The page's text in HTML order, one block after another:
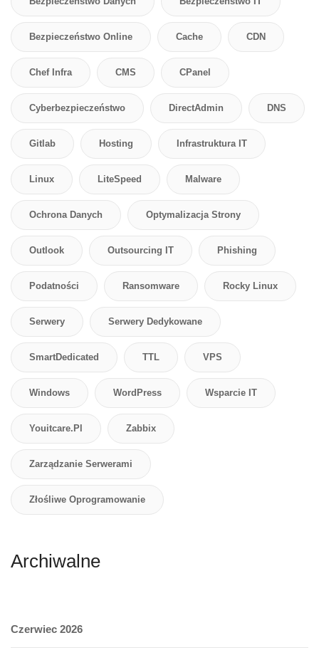
Bezpieczeństwo Online Cache CDN
Chef Infra CMS CPanel
Cyberbezpieczeństwo DirectAdmin DNS
Gitlab Hosting Infrastruktura IT
Linux LiteSpeed Malware
Ochrona Danych Optymalizacja Strony
Outlook Outsourcing IT Phishing
Podatności Ransomware Rocky Linux
Serwery Serwery Dedykowane
SmartDedicated TTL VPS
Windows WordPress Wsparcie IT
Youitcare.pl Zabbix
Zarządzanie Serwerami
Złośliwe Oprogramowanie
Archiwalne
Czerwiec 2026